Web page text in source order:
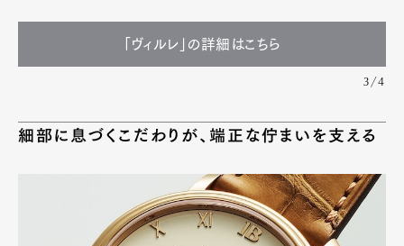
「ヴィルレ」の詳細はこちら
3/4
細部に息づくこだわりが、端正な佇まいを支える